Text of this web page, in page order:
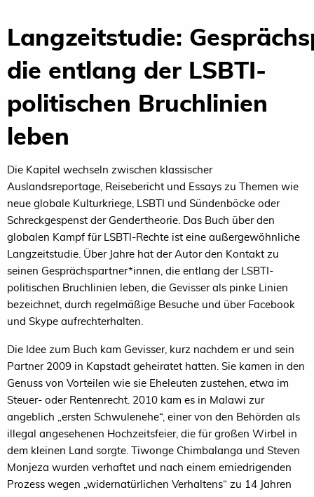
Langzeitstudie:
die entlang der LSBTI-
politischen Bruchlinien
leben
Die Kapitel wechseln zwischen klassischer
Auslandsreportage, Reisebericht und Essays zu Themen wie
neue globale Kulturkriege, LSBTI und Sündenböcke oder
Schreckgespenst der Gendertheorie. Das Buch über den
globalen Kampf für LSBTI-Rechte ist eine außergewöhnliche
Langzeitstudie. Über Jahre hat der Autor den Kontakt zu
seinen Gesprächspartner*innen, die entlang der LSBTI-
politischen Bruchlinien leben, die Gevisser als pinke Linien
bezeichnet, durch regelmäßige Besuche und über Facebook
und Skype aufrechterhalten.
Die Idee zum Buch kam Gevisser, kurz nachdem er und sein
Partner 2009 in Kapstadt geheiratet hatten. Sie kamen in den
Genuss von Vorteilen wie sie Eheleuten zustehen, etwa im
Steuer- oder Rentenrecht. 2010 kam es in Malawi zur
angeblich „ersten Schwulenehe“, einer von den Behörden als
illegal angesehenen Hochzeitsfeier, die für großen Wirbel in
dem kleinen Land sorgte. Tiwonge Chimbalanga und Steven
Monjeza wurden verhaftet und nach einem erniedrigenden
Prozess wegen „widernatürlichen Verhaltens“ zu 14 Jahren